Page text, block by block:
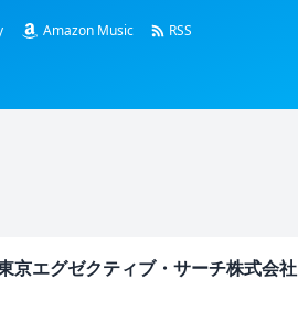
Amazon Music RSS
京エグゼクティブ・サーチ株式会社